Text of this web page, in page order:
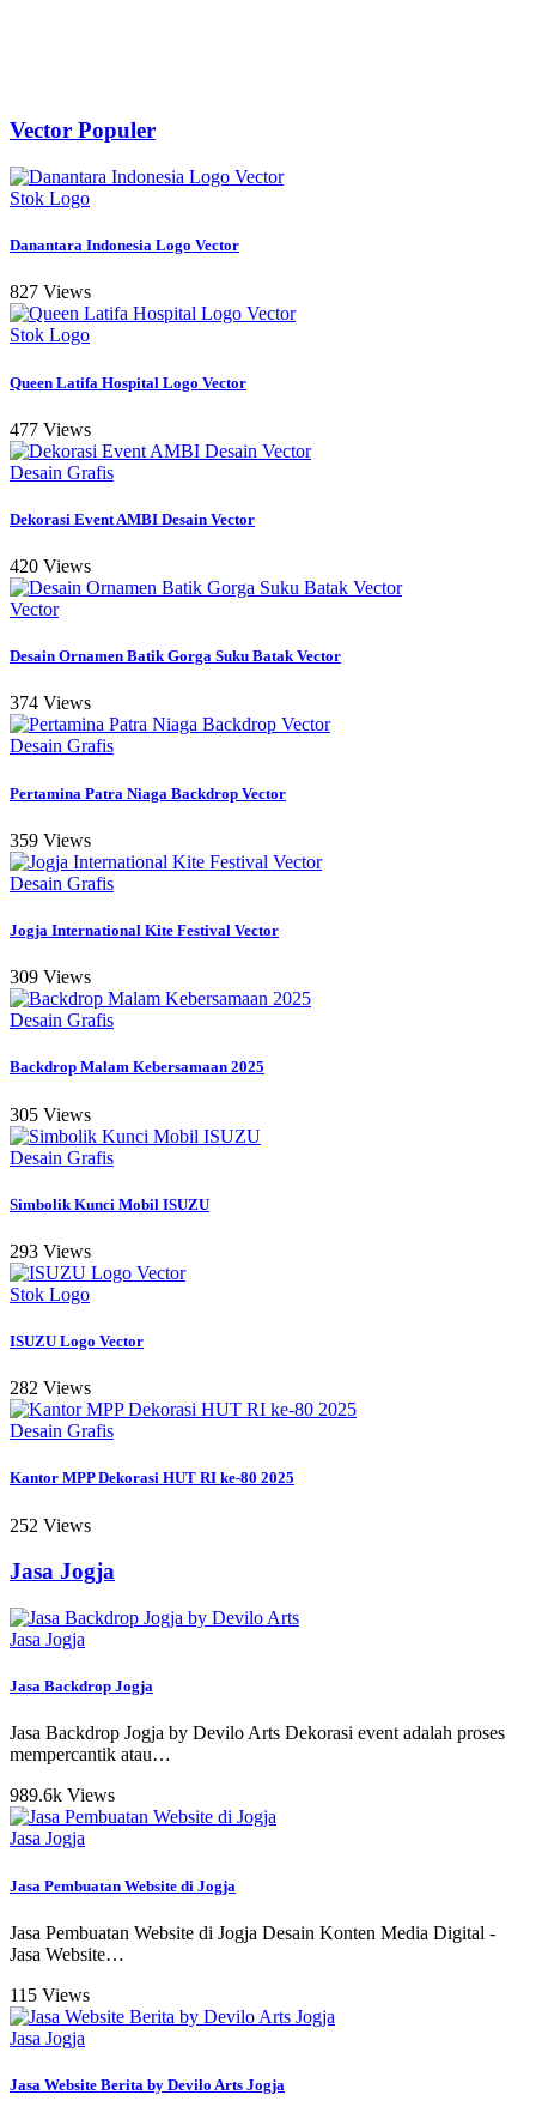
Vector Populer
Stok Logo
Danantara Indonesia Logo Vector
827 Views
Stok Logo
Queen Latifa Hospital Logo Vector
477 Views
Desain Grafis
Dekorasi Event AMBI Desain Vector
420 Views
Vector
Desain Ornamen Batik Gorga Suku Batak Vector
374 Views
Desain Grafis
Pertamina Patra Niaga Backdrop Vector
359 Views
Desain Grafis
Jogja International Kite Festival Vector
309 Views
Desain Grafis
Backdrop Malam Kebersamaan 2025
305 Views
Desain Grafis
Simbolik Kunci Mobil ISUZU
293 Views
Stok Logo
ISUZU Logo Vector
282 Views
Desain Grafis
Kantor MPP Dekorasi HUT RI ke-80 2025
252 Views
Jasa Jogja
Jasa Jogja
Jasa Backdrop Jogja
Jasa Backdrop Jogja by Devilo Arts Dekorasi event adalah proses
mempercantik atau…
989.6k Views
Jasa Jogja
Jasa Pembuatan Website di Jogja
Jasa Pembuatan Website di Jogja Desain Konten Media Digital -
Jasa Website…
115 Views
Jasa Jogja
Jasa Website Berita by Devilo Arts Jogja